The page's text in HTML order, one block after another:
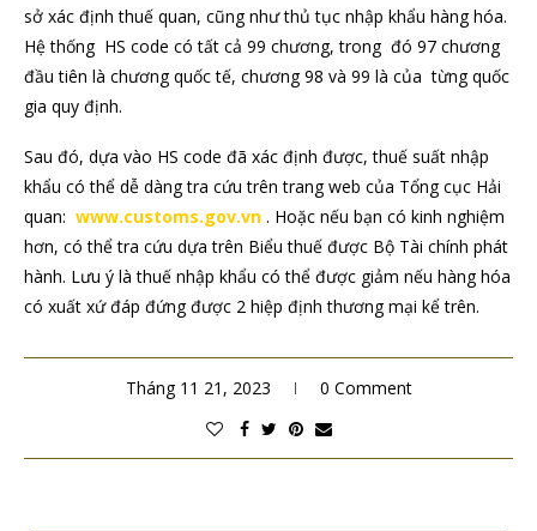
sở xác định thuế quan, cũng như thủ tục nhập khẩu hàng hóa.
Hệ thống HS code có tất cả 99 chương, trong đó 97 chương
đầu tiên là chương quốc tế, chương 98 và 99 là của từng quốc
gia quy định.
Sau đó, dựa vào HS code đã xác định được, thuế suất nhập
khẩu có thể dễ dàng tra cứu trên trang web của Tổng cục Hải
quan: www.customs.gov.vn . Hoặc nếu bạn có kinh nghiệm
hơn, có thể tra cứu dựa trên Biểu thuế được Bộ Tài chính phát
hành. Lưu ý là thuế nhập khẩu có thể được giảm nếu hàng hóa
có xuất xứ đáp đứng được 2 hiệp định thương mại kể trên.
Tháng 11 21, 2023 0 Comment